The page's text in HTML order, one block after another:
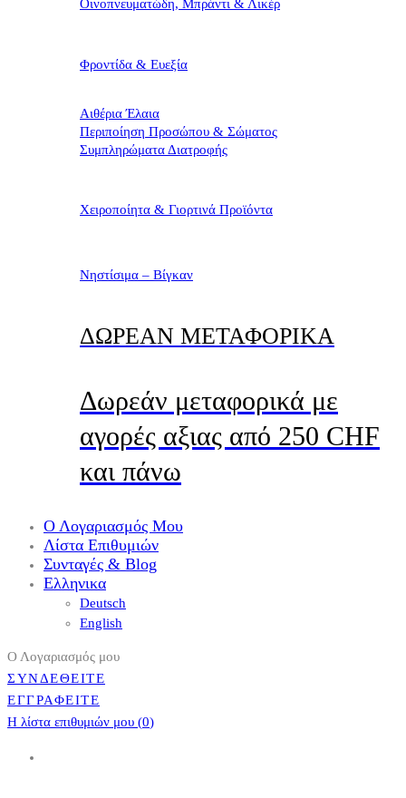
Οινοπνευματώδη, Μπράντι & Λικέρ
Φροντίδα & Ευεξία
Αιθέρια Έλαια
Περιποίηση Προσώπου & Σώματος
Συμπληρώματα Διατροφής
Χειροποίητα & Γιορτινά Προϊόντα
Νηστίσιμα – Βίγκαν
ΔΩΡΕΑΝ ΜΕΤΑΦΟΡΙΚΑ
Δωρεάν μεταφορικά με
αγορές αξιας από 250 CHF
και πάνω
Ο Λογαριασμός Μου
Λίστα Επιθυμιών
Συνταγές & Blog
Ελληνικα
Deutsch
English
Ο Λογαριασμός μου
ΣΥΝΔΕΘΕΙΤΕ
ΕΓΓΡΑΦΕΙΤΕ
Η λίστα επιθυμιών μου (0)